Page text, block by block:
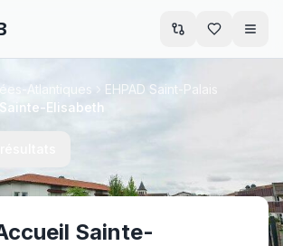
Atlantiques
EHPAD Saint-Palais
Elisabeth
Sainte-